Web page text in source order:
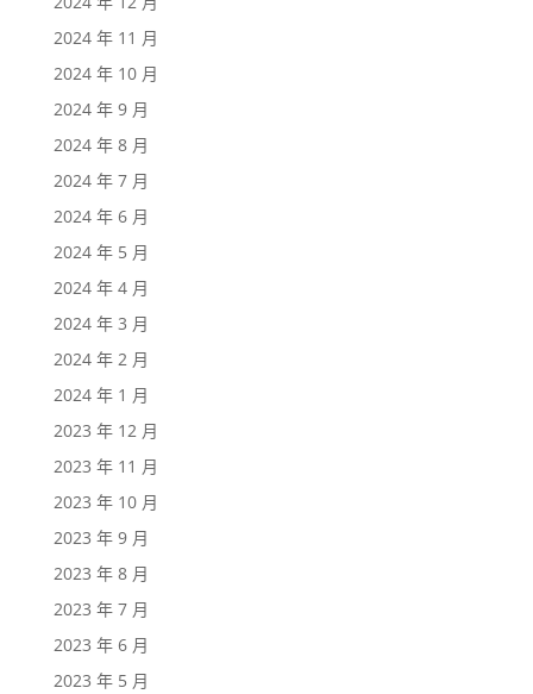
2024 年 11 月
2024 年 10 月
2024 年 9 月
2024 年 8 月
2024 年 7 月
2024 年 6 月
2024 年 5 月
2024 年 4 月
2024 年 3 月
2024 年 2 月
2024 年 1 月
2023 年 12 月
2023 年 11 月
2023 年 10 月
2023 年 9 月
2023 年 8 月
2023 年 7 月
2023 年 6 月
2023 年 5 月